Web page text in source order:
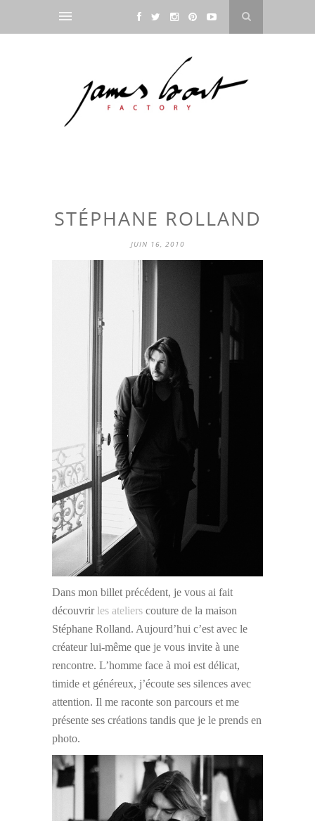
STÉPHANE ROLLAND
JUIN 16, 2010
Dans mon billet précédent, je vous ai fait
découvrir les ateliers couture de la maison
Stéphane Rolland. Aujourd’hui c’est avec le
créateur lui-même que je vous invite à une
rencontre. L’homme face à moi est délicat,
timide et généreux, j’écoute ses silences avec
attention. Il me raconte son parcours et me
présente ses créations tandis que je le prends en
photo.